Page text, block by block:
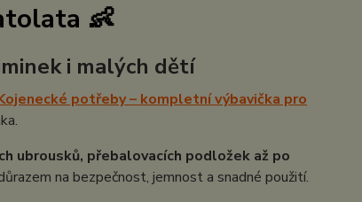
👶
i malých dětí
potřeby – kompletní výbavička pro
ubrousků, přebalovacích podložek až po
na bezpečnost, jemnost a snadné použití.